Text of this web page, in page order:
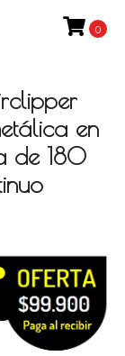
0
en
de 180